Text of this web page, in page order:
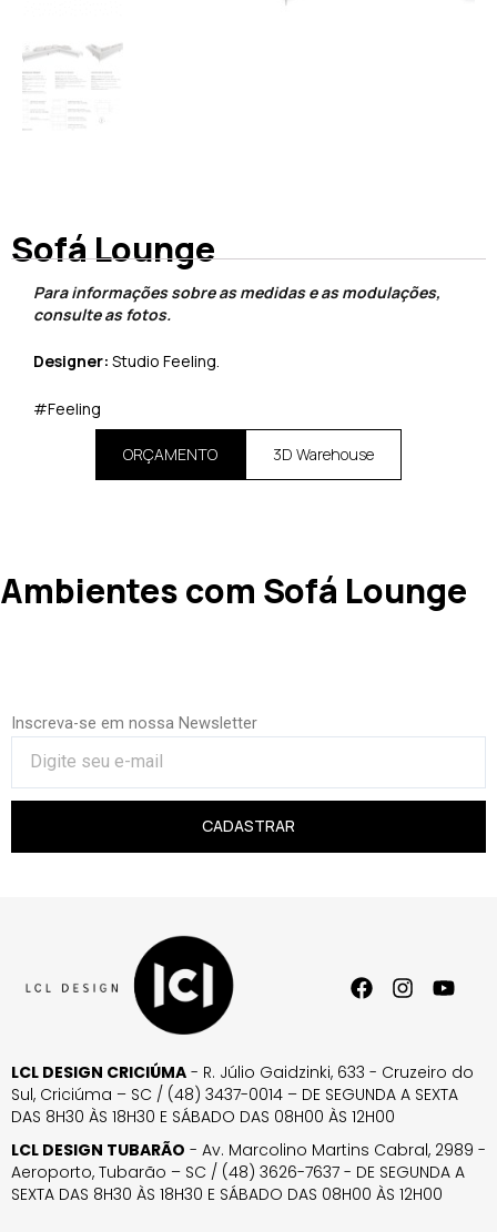
Sofá Lounge
Para informações sobre as medidas e as modulações,
consulte as fotos.
Designer: Studio Feeling.
#Feeling
ORÇAMENTO 3D Warehouse
Ambientes com Sofá Lounge
Inscreva-se em nossa Newsletter
CADASTRAR
LCL DESIGN CRICIÚMA - R. Júlio Gaidzinki, 633 - Cruzeiro do
Sul, Criciúma – SC / (48) 3437-0014 – DE SEGUNDA A SEXTA
DAS 8H30 ÀS 18H30 E SÁBADO DAS 08H00 ÀS 12H00
LCL DESIGN TUBARÃO - Av. Marcolino Martins Cabral, 2989 -
Aeroporto, Tubarão – SC / (48) 3626-7637 - DE SEGUNDA A
SEXTA DAS 8H30 ÀS 18H30 E SÁBADO DAS 08H00 ÀS 12H00